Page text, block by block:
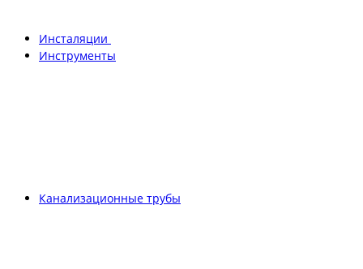
Инсталяции
Инструменты
Канализационные трубы